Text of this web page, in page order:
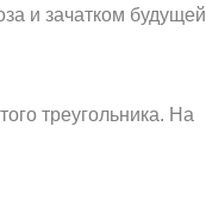
и зачатком будущей
тре­угольника. На